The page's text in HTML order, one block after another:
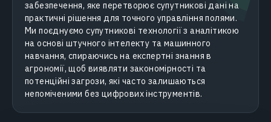
забезпечення, яке перетворює супутникові дані на
практичні рішення для точного управління полями.
Ми поєднуємо супутникові технології з аналітикою
на основі штучного інтелекту та машинного
навчання, спираючись на експертні знання в
агрономії, щоб виявляти закономірності та
потенційні загрози, які часто залишаються
непоміченими без цифрових інструментів.